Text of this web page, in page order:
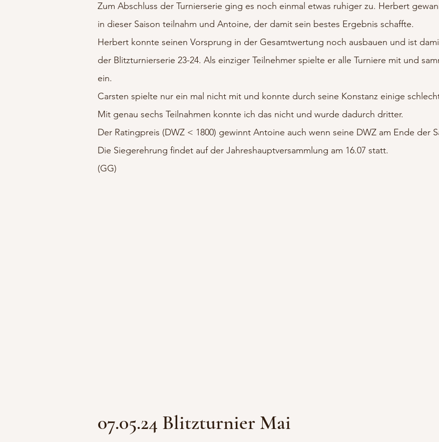
Zum Abschluss der Turnierserie ging es noch einmal etwas ruhiger zu. Herbert
in dieser Saison teilnahm und Antoine, der damit sein bestes Ergebnis schaffte.
Herbert konnte seinen Vorsprung in der Gesamtwertung noch ausbauen und ist
der Blitzturnierserie 23-24. Als einziger Teilnehmer spielte er alle Turniere mit und
ein.
Carsten spielte nur ein mal nicht mit und konnte durch seine Konstanz einige
Mit genau sechs Teilnahmen konnte ich das nicht und wurde dadurch dritter.
Der Ratingpreis (DWZ < 1800) gewinnt Antoine auch wenn seine DWZ am Ende der
Die Siegerehrung findet auf der Jahreshauptversammlung am 16.07 statt.
(GG)
07.05.24 Blitzturnier Mai